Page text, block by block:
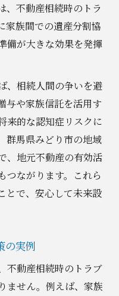
、不動産相続時のトラ
家族間での遺産分割協
備が大きな効果を発揮
、相続人間の争いを避
与や家族信託を活用す
来的な認知症リスクに
群馬県みどり市の地域
、地元不動産の有効活
つながります。これら
とで、安心して未来設
の実例
不動産相続時のトラブ
ません。例えば、家族